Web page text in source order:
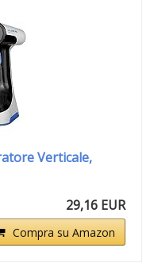
Verticale,
29,16 EUR
Compra su Amazon